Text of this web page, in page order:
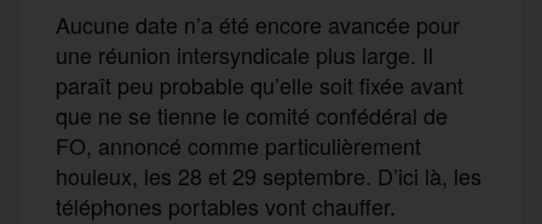
Aucune date n’a été encore avancée pour
une réunion intersyndicale plus large. Il
paraît peu probable qu’elle soit fixée avant
que ne se tienne le comité confédéral de
FO, annoncé comme particulièrement
houleux, les 28 et 29 septembre. D’ici là, les
téléphones portables vont chauffer.